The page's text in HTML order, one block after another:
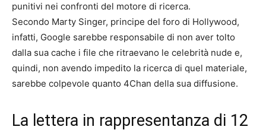
punitivi nei confronti del motore di ricerca.
Secondo Marty Singer, principe del foro di Hollywood,
infatti, Google sarebbe responsabile di non aver tolto
dalla sua cache i file che ritraevano le celebrità nude e,
quindi, non avendo impedito la ricerca di quel materiale,
sarebbe colpevole quanto 4Chan della sua diffusione.
La lettera in rappresentanza di 12